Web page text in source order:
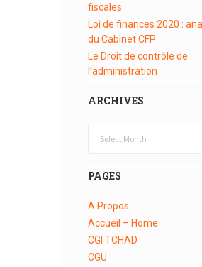
fiscales
Loi de finances 2020 :
du Cabinet CFP
Le Droit de contrôle de
l’administration
ARCHIVES
PAGES
A Propos
Accueil – Home
CGI TCHAD
CGU